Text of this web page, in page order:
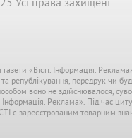
Усі права захищені.
«Вісті. Інформація.
републікування, передрук чи
воно не здійснювалося,
Інформація. Реклама». Під час
є зареєстрованим товарним